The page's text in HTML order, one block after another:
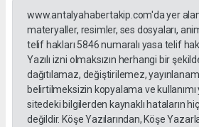
www.antalyahabertakip.com'da yer
materyaller, resimler, ses dosyaları,
telif hakları 5846 numaralı yasa telif
Yazılı izni olmaksızın herhangi bir
dağıtılamaz, değiştirilemez,
belirtilmeksizin kopyalama ve kullanımı
sitedeki bilgilerden kaynaklı hataların
değildir. Köşe Yazılarından, Köşe